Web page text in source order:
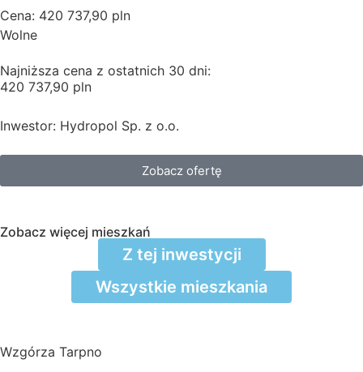
Cena: 420 737,90 pln
Wolne
Najniższa cena z ostatnich 30 dni:
420 737,90 pln
Inwestor: Hydropol Sp. z o.o.
Zobacz ofertę
Zobacz więcej mieszkań
Z tej inwestycji
Wszystkie mieszkania
Wzgórza Tarpno